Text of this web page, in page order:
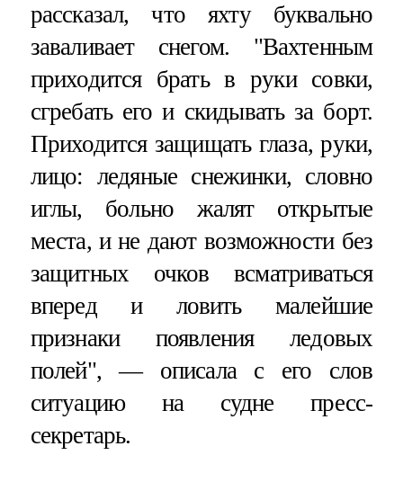
рассказал, что яхту буквально
заваливает снегом. "Вахтенным
приходится брать в руки совки,
сгребать его и скидывать за борт.
Приходится защищать глаза, руки,
лицо: ледяные снежинки, словно
иглы, больно жалят открытые
места, и не дают возможности без
защитных очков всматриваться
вперед и ловить малейшие
признаки появления ледовых
полей", — описала с его слов
ситуацию на судне пресс-
секретарь.